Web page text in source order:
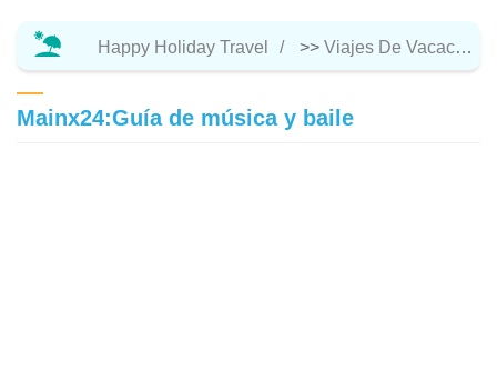
Happy Holiday Travel >> Viajes De Vacaciones
Mainx24:Guía de música y baile